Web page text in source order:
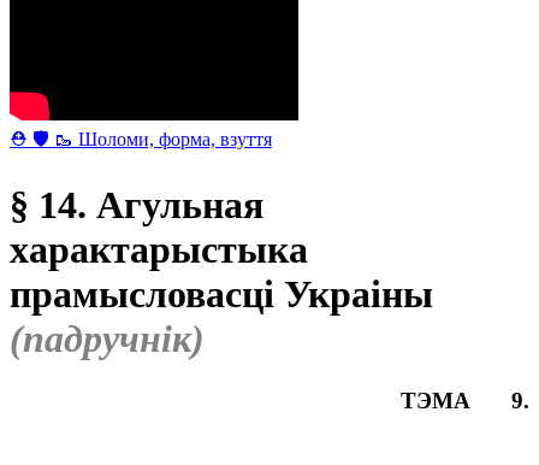
⛑ 🛡 🥾 Шоломи, форма, взуття
§ 14. Агульная
характарыстыка
прамысловасці Украіны
(падручнік)
ТЭМА 9.